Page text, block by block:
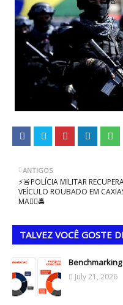
ANTIGOS
⚡🚨POLÍCIA MILITAR
VEÍCULO ROUBADO EM
MA👨‍✈️🚔
TALVEZ VOCÊ GOSTE
Benchmarking
July 21, 2026